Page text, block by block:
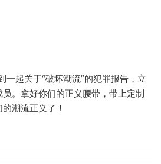
一起关于“破坏潮流”的犯罪报告，立
。拿好你们的正义腰带，带上定制
潮流正义了！